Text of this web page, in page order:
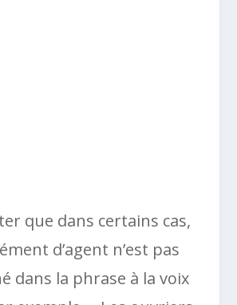
que dans certains cas,
d’agent n’est pas
dans la phrase à la voix